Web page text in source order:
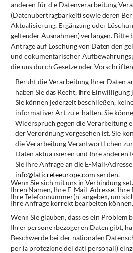
anderen für die Datenverarbeitung
(Datenübertragbarkeit) sowie deren
Aktualisierung, Ergänzung oder
geltenderAusnahmen)verlangen. Bitte
Anträge auf Löschungvon Daten den
und dokumentarischen
die uns durch Gesetze oder
Beruht die Verarbeitung Ihrer Daten
haben Siedas Recht, Ihre Einwilligung
Sie können jederzeit beschließen,
informativer Art zu erhalten. Sie
Widerspruch gegen dieVerarbeitung
derVerordnungvorgesehen ist.Sie
die Verarbeitung Verantwortlichen
Daten aktualisieren und Ihre anderen
Sie Ihre Anfrage an die E-Mail-Adresse
info@laticreteeurope.com senden.
Wenn Siesich mituns in Verbindung
Ihren Namen, Ihre E-Mail-Adresse, Ihre
Ihre Telefonnummer(n) angeben, um
Ihre Anfrage korrekt bearbeiten können.
Wenn Sieglauben,dassesein Problem
Ihrer personenbezogenen Daten gibt,
Beschwerde bei der nationalen
per la protezione dei dati personali)